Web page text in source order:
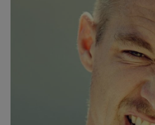
CONTUL MEU